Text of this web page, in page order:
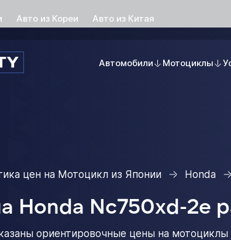
Авто из Кореи Авто из Китая
Автомобили Мотоциклы
цен на Мотоцикл из Японии Honda
Honda Nc750xd-2e
ориентировочные цены на мотоциклы